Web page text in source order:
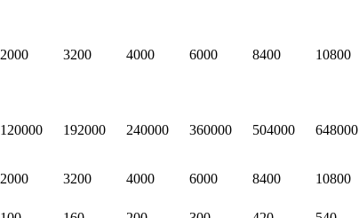
2000 3200 4000 6000 8400 10800
120000 192000 240000 360000 504000 648000
2000 3200 4000 6000 8400 10800